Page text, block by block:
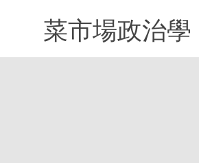
菜市場政治學